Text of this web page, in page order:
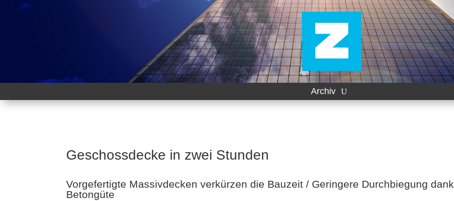
Archiv
Geschossdecke in zwei Stunden
Vorgefertigte Massivdecken verkürzen die Bauzeit / Geringere Durchbiegung dank
Betongüte